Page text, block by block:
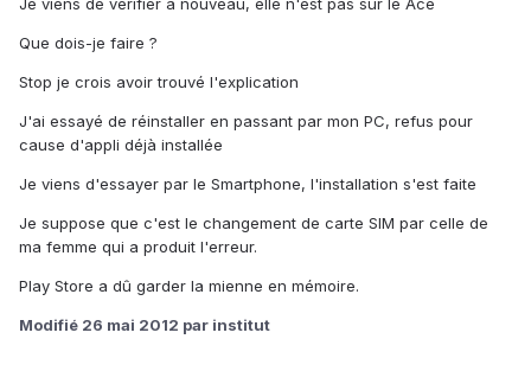
Je viens de vérifier à nouveau, elle n'est pas sur le Ace
Que dois-je faire ?
Stop je crois avoir trouvé l'explication
J'ai essayé de réinstaller en passant par mon PC, refus pour
cause d'appli déjà installée
Je viens d'essayer par le Smartphone, l'installation s'est faite
Je suppose que c'est le changement de carte SIM par celle de
ma femme qui a produit l'erreur.
Play Store a dû garder la mienne en mémoire.
Modifié 26 mai 2012 par institut